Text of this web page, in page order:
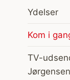
Ydelser
Kom i
TV-
Jørgensen